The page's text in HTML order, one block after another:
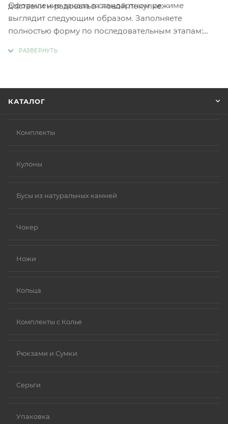
доставки и радоваться новой покупке.
Оформление заказа в стандартном режиме
выглядит следующим образом. Заполняете
полностью форму по последовательным этапам:
КАТАЛОГ
Комплекты
Кулоны
Бусы из натуральных камней
Чокер
Ножи
Кольца
Комплекты с Колье
Рюкзами и Сумки
Серьги
Упаковка